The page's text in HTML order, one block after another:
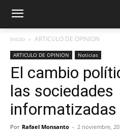
Inicio ARTICULO DE OPINION
ARTICULO DE OPINION Noticias
El cambio
las sociedades
informatizadas
Por Rafael Monsanto - 2 noviembre,